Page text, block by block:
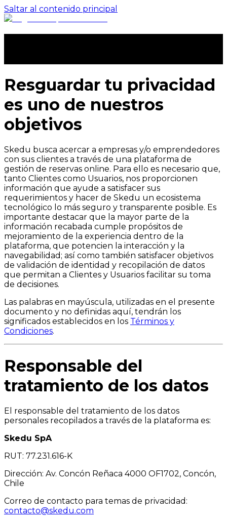
Saltar al contenido principal
Resguardar tu privacidad
es uno de nuestros
objetivos
Skedu busca acercar a empresas y/o emprendedores
con sus clientes a través de una plataforma de
gestión de reservas online. Para ello es necesario que,
tanto Clientes como Usuarios, nos proporcionen
información que ayude a satisfacer sus
requerimientos y hacer de Skedu un ecosistema
tecnológico lo más seguro y transparente posible. Es
importante destacar que la mayor parte de la
información recabada cumple propósitos de
mejoramiento de la experiencia dentro de la
plataforma, que potencien la interacción y la
navegabilidad; así como también satisfacer objetivos
de validación de identidad y recopilación de datos
que permitan a Clientes y Usuarios facilitar su toma
de decisiones.
Las palabras en mayúscula, utilizadas en el presente
documento y no definidas aquí, tendrán los
significados establecidos en los Términos y
Condiciones.
Responsable del
tratamiento de los datos
El responsable del tratamiento de los datos
personales recopilados a través de la plataforma es:
Skedu SpA
RUT: 77.231.616-K
Dirección: Av. Concón Reñaca 4000 OF1702, Concón,
Chile
Correo de contacto para temas de privacidad:
contacto@skedu.com